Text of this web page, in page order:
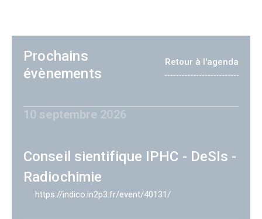
Prochains
évènements
Retour à l'agenda
10 septembre 2026
Conseil sientifique IPHC - DeSIs -
Radiochimie
https://indico.in2p3.fr/event/40131/